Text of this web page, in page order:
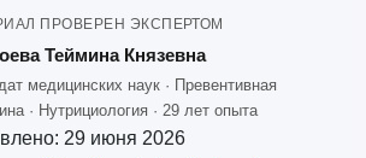
ПРОВЕРЕН ЭКСПЕРТОМ
Теймина Князевна
медицинских наук · Превентивная
· Нутрициология · 29 лет опыта
29 июня 2026